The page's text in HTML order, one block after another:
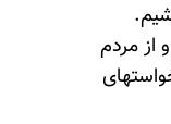
از مردم